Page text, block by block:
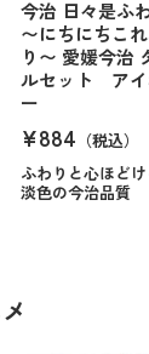
今治 日々是ふ
〜にちにちこ
り〜 愛媛今治
ルセット アイ
ー
¥884 （税込）
ふわりと心ほどけ
淡色の今治品質